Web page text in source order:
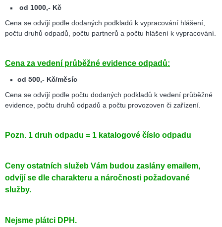
od 1000,- Kč
Cena se odvíjí podle dodaných podkladů k vypracování hlášení,
počtu druhů odpadů, počtu partnerů a počtu hlášení k vypracování.
Cena za vedení průběžné evidence odpadů:
od 500,- Kč/měsíc
Cena se odvíjí podle počtu dodaných podkladů k vedení průběžné
evidence, počtu druhů odpadů a počtu provozoven či zařízení.
Pozn. 1 druh odpadu = 1 katalogové číslo odpadu
Ceny ostatních služeb Vám budou zaslány emailem,
odvíjí se dle charakteru a náročnosti požadované
služby.
Nejsme plátci DPH.